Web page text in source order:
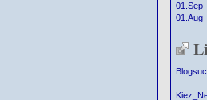
01.Sep
01.Aug